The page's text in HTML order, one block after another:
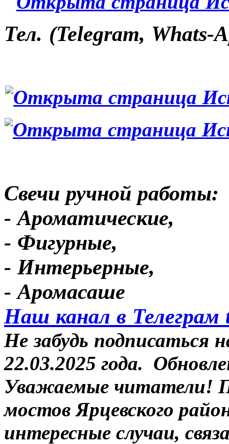
Тел. (Telegram, Whats-
Свечи ручной работы:
- Ароматические,
- Фигурные,
- Интерьерные,
- Аромасаше
Наш канал в Телеграм
Не забудь подписаться
22.03.2025 года.
Уважаемые читатели!
мостов Ярцевского
интересные случаи,